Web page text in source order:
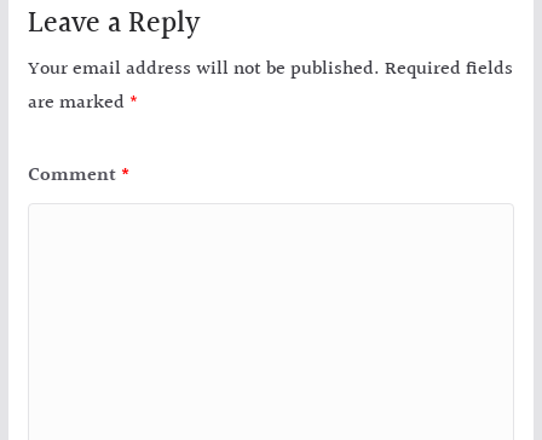
Leave a Reply
Your email address will not be published. Required fields
are marked *
Comment *